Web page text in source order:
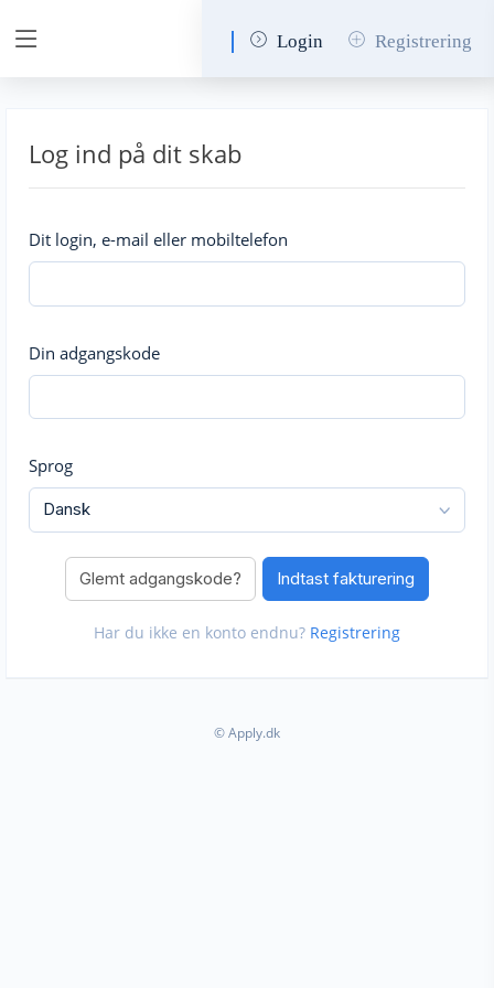
Login Registrering
Log ind på dit skab
Dit login, e-mail eller mobiltelefon
Din adgangskode
Sprog
Glemt adgangskode?
Har du ikke en konto endnu? Registrering
© Apply.dk